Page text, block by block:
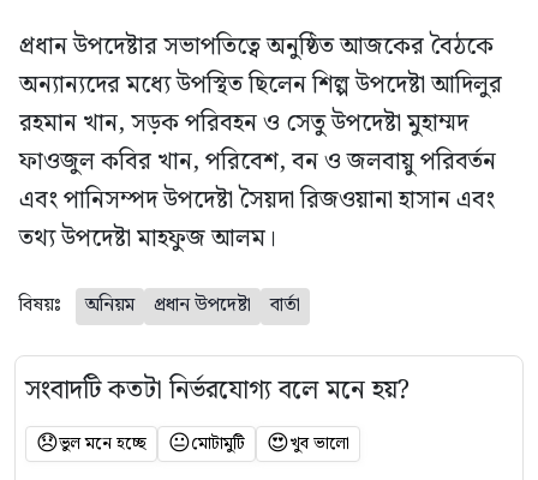
প্রধান উপদেষ্টার সভাপতিত্বে অনুষ্ঠিত আজকের বৈঠকে
অন্যান্যদের মধ্যে উপস্থিত ছিলেন শিল্প উপদেষ্টা আদিলুর
রহমান খান, সড়ক পরিবহন ও সেতু উপদেষ্টা মুহাম্মদ
ফাওজুল কবির খান, পরিবেশ, বন ও জলবায়ু পরিবর্তন
এবং পানিসম্পদ উপদেষ্টা সৈয়দা রিজওয়ানা হাসান এবং
তথ্য উপদেষ্টা মাহফুজ আলম।
বিষয়ঃ অনিয়ম প্রধান উপদেষ্টা বার্তা
সংবাদটি কতটা নির্ভরযোগ্য বলে মনে হয়?
😞ভুল মনে হচ্ছে 😐মোটামুটি 😍খুব ভালো